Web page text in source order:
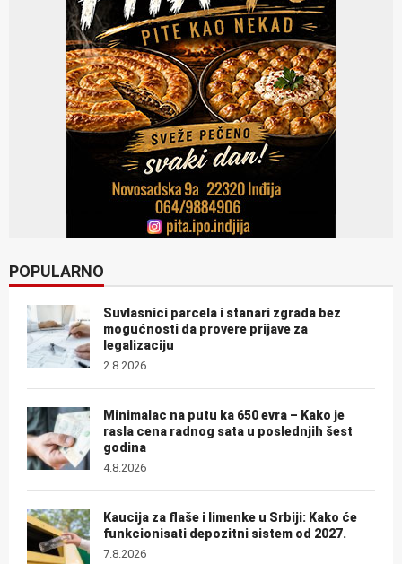
POPULARNO
Suvlasnici parcela i stanari zgrada bez
mogućnosti da provere prijave za
legalizaciju
2.8.2026
Minimalac na putu ka 650 evra – Kako je
rasla cena radnog sata u poslednjih šest
godina
4.8.2026
Kaucija za flaše i limenke u Srbiji: Kako će
funkcionisati depozitni sistem od 2027.
7.8.2026